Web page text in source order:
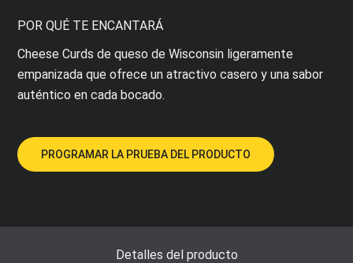
POR QUÉ TE ENCANTARÁ
Cheese Curds de queso de Wisconsin ligeramente
empanizada que ofrece un atractivo casero y una sabor
auténtico en cada bocado.
PROGRAMAR LA PRUEBA DEL PRODUCTO
Detalles del producto